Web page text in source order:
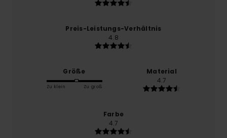
Preis-Leistungs-Verhältnis
4.8
Größe
Zu klein Zu groß
Material
4.7
Farbe
4.7